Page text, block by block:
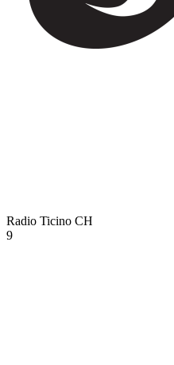
Radio Ticino CH
9